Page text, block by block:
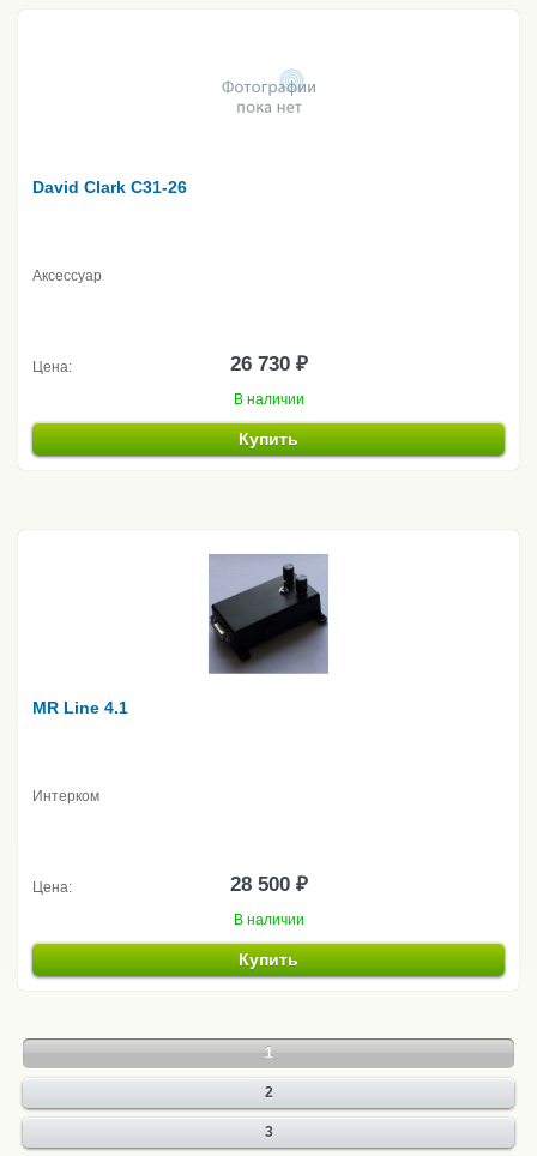
David Clark C31-26
Аксессуар
Цена: 26 730 ₽
В наличии
Купить
MR Line 4.1
Интерком
Цена: 28 500 ₽
В наличии
Купить
1
2
3